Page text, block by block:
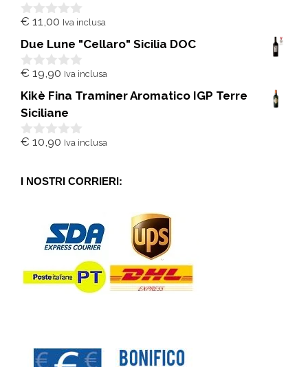
0
u
5
€ 11,00 Iva inclusa
Due Lune "Cellaro" Sicilia DOC
0
u
5
€ 19,90 Iva inclusa
Kikè Fina Traminer Aromatico IGP Terre
Siciliane
0
5
€ 10,90 Iva inclusa
I NOSTRI CORRIERI: